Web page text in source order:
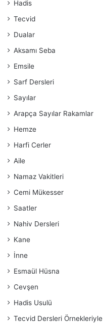
Hadis
Tecvid
Dualar
Aksamı Seba
Emsile
Sarf Dersleri
Sayılar
Arapça Sayılar Rakamlar
Hemze
Harfi Cerler
Aile
Namaz Vakitleri
Cemi Mükesser
Saatler
Nahiv Dersleri
Kane
İnne
Esmaül Hüsna
Cevşen
Hadis Usulü
Tecvid Dersleri Örnekleriyle